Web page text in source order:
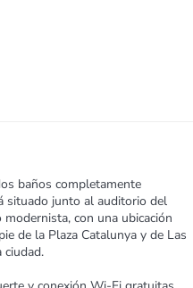
baños completamente
situado junto al auditorio del
con una ubicación
de la Plaza Catalunya y de Las
ciudad.